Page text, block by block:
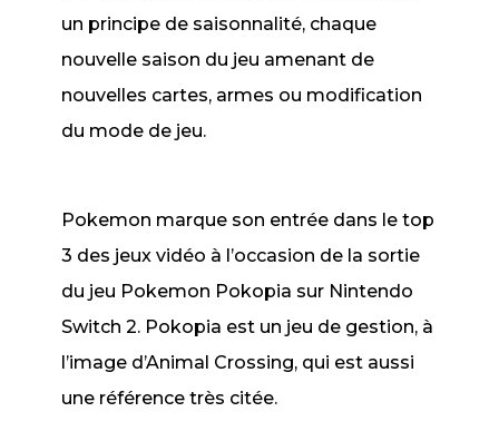
un principe de saisonnalité, chaque
nouvelle saison du jeu amenant de
nouvelles cartes, armes ou modification
du mode de jeu.
Pokemon marque son entrée dans le top
3 des jeux vidéo à l’occasion de la sortie
du jeu Pokemon Pokopia sur Nintendo
Switch 2. Pokopia est un jeu de gestion, à
l’image d’Animal Crossing, qui est aussi
une référence très citée.